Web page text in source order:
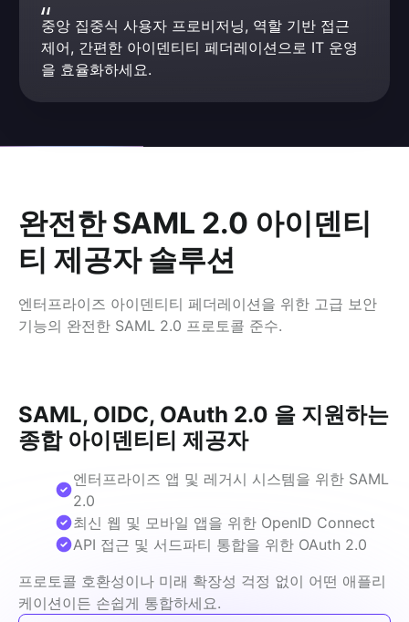
중앙 집중식 사용자 프로비저닝, 역할 기반 접근
제어, 간편한 아이덴티티 페더레이션으로 IT 운영
을 효율화하세요.
완전한 SAML 2.0 아이덴티
티 제공자 솔루션
엔터프라이즈 아이덴티티 페더레이션을 위한 고급 보안
기능의 완전한 SAML 2.0 프로토콜 준수.
SAML, OIDC, OAuth 2.0 을 지원하는
종합 아이덴티티 제공자
프로토콜 호환성이나 미래 확장성 걱정 없이 어떤 애플리
케이션이든 손쉽게 통합하세요.
엔터프라이즈 앱 및 레거시 시스템을 위한 SAML
2.0
최신 웹 및 모바일 앱을 위한 OpenID Connect
API 접근 및 서드파티 통합을 위한 OAuth 2.0